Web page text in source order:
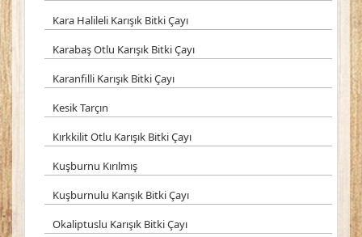
Kara Halileli Karışık Bitki Çayı
Karabaş Otlu Karışık Bitki Çayı
Karanfilli Karışık Bitki Çayı
Kesik Tarçın
Kırkkilit Otlu Karışık Bitki Çayı
Kuşburnu Kırılmış
Kuşburnulu Karışık Bitki Çayı
Okaliptuslu Karışık Bitki Çayı